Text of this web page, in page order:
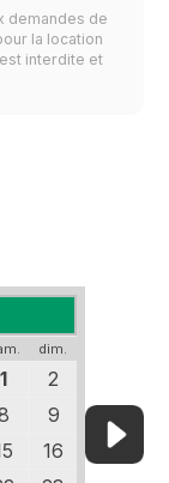
demandes de
la location
interdite et
dim.
1
2
9
16